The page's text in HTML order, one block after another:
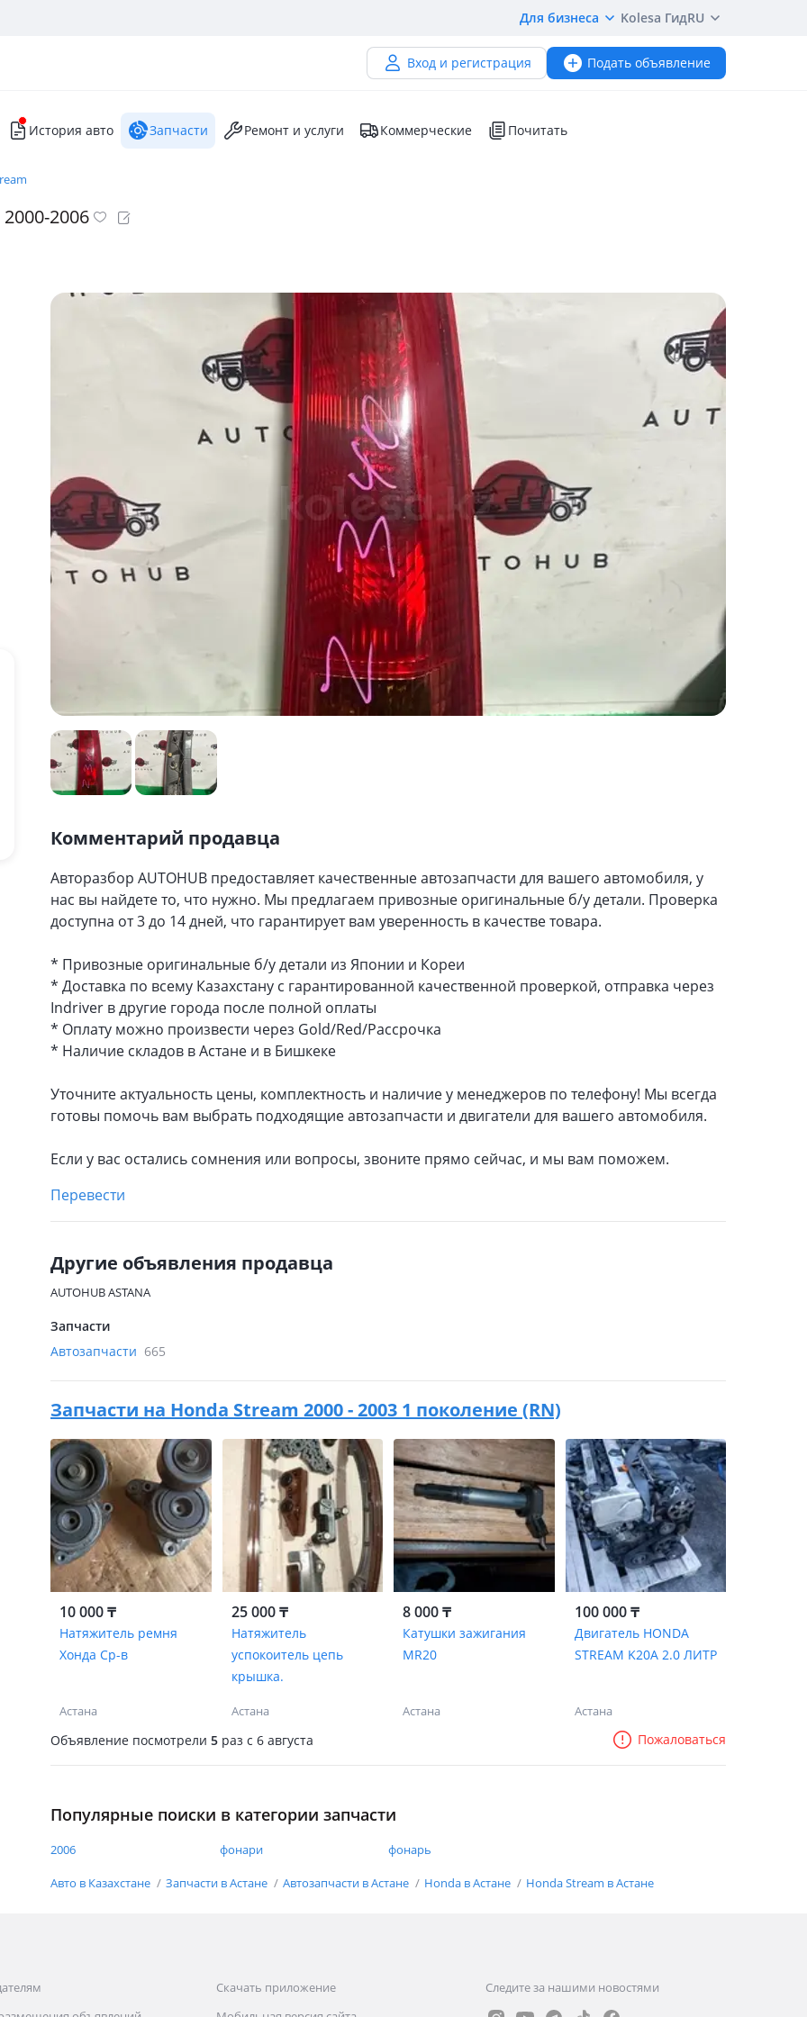
Для бизнеса Kolesa ГидRU
Вход и регистрация Подать объявление
История авто Запчасти Ремонт и услуги Коммерческие Почитать
2006
Комментарий продавца
Авторазбор AUTOHUB предоставляет качественные автозапчасти для вашего автомобиля, у
нас вы найдете то, что нужно. Мы предлагаем привозные оригинальные б/у детали. Проверка
доступна от 3 до 14 дней, что гарантирует вам уверенность в качестве товара.
* Привозные оригинальные б/у детали из Японии и Кореи
* Доставка по всему Казахстану с гарантированной качественной проверкой, отправка через
Indriver в другие города после полной оплаты
* Оплату можно произвести через Gold/Red/Рассрочка
* Наличие складов в Астане и в Бишкеке
Уточните актуальность цены, комплектность и наличие у менеджеров по телефону! Мы всегда
готовы помочь вам выбрать подходящие автозапчасти и двигатели для вашего автомобиля.
Если у вас остались сомнения или вопросы, звоните прямо сейчас, и мы вам поможем.
Перевести
Другие объявления продавца
AUTOHUB ASTANA
Запчасти
Автозапчасти 665
Запчасти на Honda Stream 2000 - 2003 1 поколение (RN)
10 000 ₸
Натяжитель ремня
Хонда Ср-в
Астана
25 000 ₸
Натяжитель
успокоитель цепь
крышка.
Астана
8 000 ₸
Катушки зажигания
MR20
Астана
100 000 ₸
Двигатель HONDA
STREAM K20A 2.0 ЛИТР
Астана
Объявление посмотрели 5 раз c 6 августа Пожаловаться
Популярные поиски в категории запчасти
2006 фонари фонарь
Авто в Казахстане Запчасти в Астане Автозапчасти в Астане Honda в Астане Honda Stream в Астане
Скачать приложение
Следите за нашими новостями